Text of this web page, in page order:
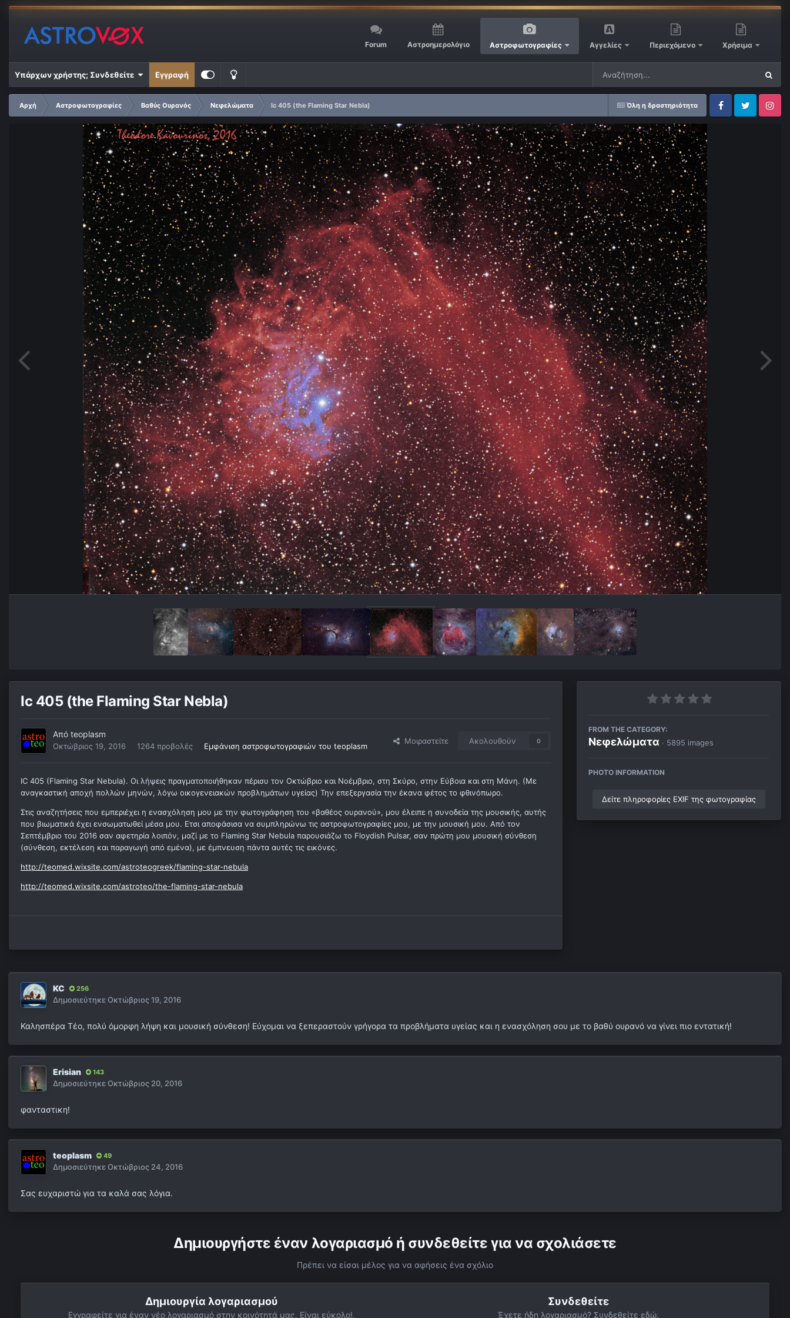
Forum Αστροημερολόγιο Αστροφωτογραφίες Αγγελίες Περιεχόμενο Χρήσιμα
Υπάρχων χρήστης; Συνδεθείτε Εγγραφή
Όλη η δραστηριότητα
Αρχή Αστροφωτογραφίες Βαθύς Ουρανός Νεφελώματα
Ic 405 (the Flaming Star Nebla)
FacebookTwitter Instagram
Ic 405 (the Flaming Star Nebla)
Από teoplasm
Οκτώβριος 19, 2016 1264 προβολές Εμφάνιση αστροφωτογραφιών του teoplasm
Μοιραστείτε Ακολουθούν 0
IC 405 (Flaming Star Nebula). Οι λήψεις πραγματοποιήθηκαν πέρισυ τον Οκτώβριο και Νοέμβριο, στη Σκύρο, στην Εύβοια και στη Μάνη. (Με
αναγκαστική αποχή πολλών μηνών, λόγω οικογενειακών προβλημάτων υγείας) Την επεξεργασία την έκανα φέτος το φθινόπωρο.
Στις αναζητήσεις που εμπεριέχει η ενασχόληση μου με την φωτογράφηση του «βαθέος ουρανού», μου έλειπε η συνοδεία της μουσικής, αυτής
που βιωματικά έχει ενσωματωθεί μέσα μου. Ετσι αποφάσισα να συμπληρώνω τις αστροφωτογραφίες μου, με την μουσική μου. Από τον
Σεπτέμβριο του 2016 σαν αφετηρία λοιπόν, μαζί με το Flaming Star Nebula παρουσιάζω το Floydish Pulsar, σαν πρώτη μου μουσική σύνθεση
(σύνθεση, εκτέλεση και παραγωγή από εμένα), με έμπνευση πάντα αυτές τις εικόνες.
http://teomed.wixsite.com/astroteogreek/flaming-star-nebula
http://teomed.wixsite.com/astroteo/the-flaming-star-nebula
FROM THE CATEGORY:
Νεφελώματα · 5895 images
PHOTO INFORMATION
Δείτε πληροφορίες EXIF της φωτογραφίας
KC 256
ΔημοσιεύτηκεΟκτώβριος 19, 2016
Καλησπέρα Τέο, πολύ όμορφη λήψη και μουσική σύνθεση! Εύχομαι να ξεπεραστούν γρήγορα τα προβλήματα υγείας και η ενασχόληση σου με το βαθύ ουρανό να γίνει πιο εντατική!
Erisian 143
ΔημοσιεύτηκεΟκτώβριος 20, 2016
φανταστικη!
teoplasm 49
ΔημοσιεύτηκεΟκτώβριος 24, 2016
Σας ευχαριστώ για τα καλά σας λόγια.
Δημιουργήστε έναν λογαριασμό ή συνδεθείτε για να σχολιάσετε
Πρέπει να είσαι μέλος για να αφήσεις ένα σχόλιο
Δημιουργία λογαριασμού
Εγγραφείτε για έναν νέο λογαριασμό στην κοινότητά μας. Είναι εύκολο!.
Συνδεθείτε
Έχετε ήδη λογαριασμό? Συνδεθείτε εδώ.